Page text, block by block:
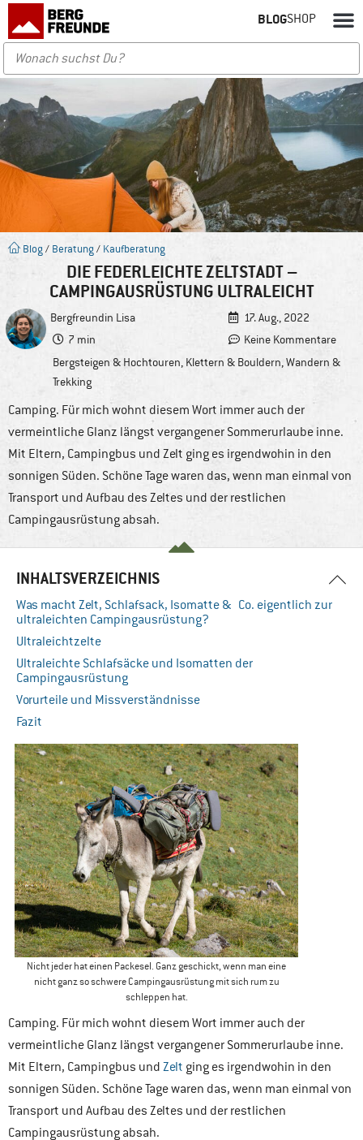
BLOGSHOP
Blog / Beratung / Kaufberatung
DIE FEDERLEICHTE ZELTSTADT –
CAMPINGAUSRÜSTUNG ULTRALEICHT
Bergfreundin Lisa
17. Aug., 2022
7 min
Keine Kommentare
Bergsteigen & Hochtouren, Klettern & Bouldern,Wandern &
Trekking
Camping. Für mich wohnt diesem Wort immer auch der
vermeintliche Glanz längst vergangener Sommerurlaube inne.
Mit Eltern, Campingbus und Zelt ging es irgendwohin in den
sonnigen Süden. Schöne Tage waren das, wenn man einmal von
Transport und Aufbau des Zeltes und der restlichen
Campingausrüstung absah.
INHALTSVERZEICHNIS
Was macht Zelt, Schlafsack, Isomatte & Co. eigentlich zur
ultraleichten Campingausrüstung?
Ultraleichtzelte
Ultraleichte Schlafsäcke und Isomatten der
Campingausrüstung
Vorurteile und Missverständnisse
Fazit
Nicht jeder hat einen Packesel. Ganz geschickt, wenn man eine
nicht ganz so schwere Campingausrüstung mit sich rum zu
schleppen hat.
Camping. Für mich wohnt diesem Wort immer auch der
vermeintliche Glanz längst vergangener Sommerurlaube inne.
Mit Eltern, Campingbus und Zelt ging es irgendwohin in den
sonnigen Süden. Schöne Tage waren das, wenn man einmal von
Transport und Aufbau des Zeltes und der restlichen
Campingausrüstung absah.